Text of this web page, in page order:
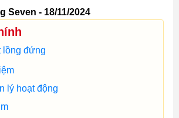
Seven - 18/11/2024
lồng đứng
lý hoạt động